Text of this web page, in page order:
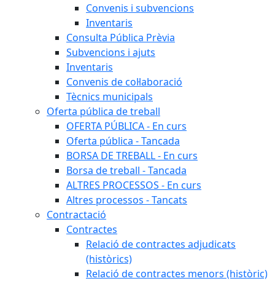
Convenis i subvencions
Inventaris
Consulta Pública Prèvia
Subvencions i ajuts
Inventaris
Convenis de col·laboració
Tècnics municipals
Oferta pública de treball
OFERTA PÚBLICA - En curs
Oferta pública - Tancada
BORSA DE TREBALL - En curs
Borsa de treball - Tancada
ALTRES PROCESSOS - En curs
Altres processos - Tancats
Contractació
Contractes
Relació de contractes adjudicats
(històrics)
Relació de contractes menors (històric)